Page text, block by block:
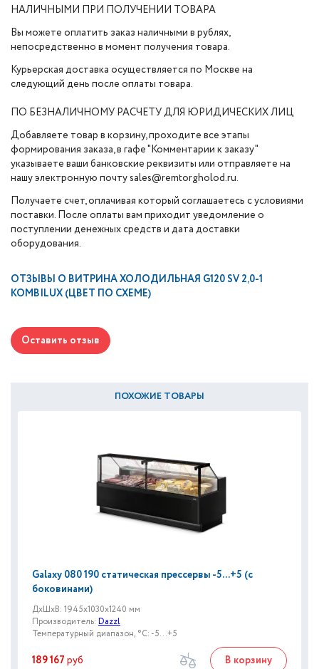
НАЛИЧНЫМИ ПРИ ПОЛУЧЕНИИ ТОВАРА
Вы можете оплатить заказ наличными в рублях,
непосредственно в момент получения товара.
Курьерская доставка осуществляется по Москве на
следующий день после оплаты товара.
ПО БЕЗНАЛИЧНОМУ РАСЧЕТУ ДЛЯ ЮРИДИЧЕСКИХ ЛИЦ
Добавляете товар в корзину, проходите все этапы
формирования заказа, в гафе "Комментарии к заказу"
указываете ваши банковские реквизиты или отправляете на
нашу электронную почту sales@remtorgholod.ru.
Получаете счет, оплачивая который соглашаетесь с условиями
поставки. После оплаты вам приходит уведомление о
поступлении денежных средств и дата доставки
оборудования.
ОТЗЫВЫ О ВИТРИНА ХОЛОДИЛЬНАЯ G120 SV 2,0-1
KOMBILUX (ЦВЕТ ПО СХЕМЕ)
Оставить отзыв
ПОХОЖИЕ ТОВАРЫ
Galaxy 080 190 статическая прессервы -5...+5 (с
боковинами)
ДxШxВ: 1945x1030x1240 мм
Производитель: Dazzl
Температурный диапазон, °C: -5...+5
189 167 руб В корзину